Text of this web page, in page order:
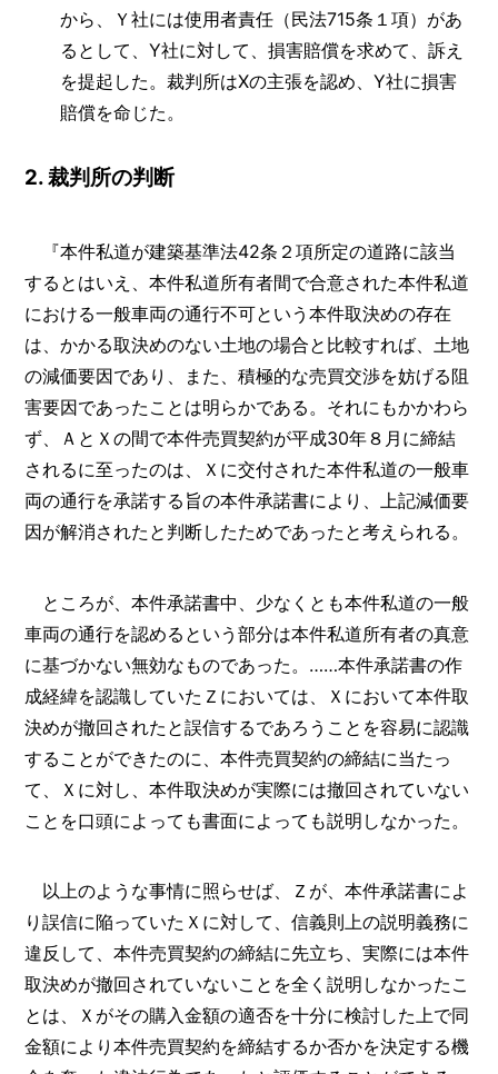
から、Ｙ社には使用者責任（民法715条１項）があ
るとして、Y社に対して、損害賠償を求めて、訴え
を提起した。裁判所はXの主張を認め、Y社に損害
賠償を命じた。
2. 裁判所の判断
『本件私道が建築基準法42条２項所定の道路に該当
するとはいえ、本件私道所有者間で合意された本件私道
における一般車両の通行不可という本件取決めの存在
は、かかる取決めのない土地の場合と比較すれば、土地
の減価要因であり、また、積極的な売買交渉を妨げる阻
害要因であったことは明らかである。それにもかかわら
ず、ＡとＸの間で本件売買契約が平成30年８月に締結
されるに至ったのは、Ｘに交付された本件私道の一般車
両の通行を承諾する旨の本件承諾書により、上記減価要
因が解消されたと判断したためであったと考えられる。
ところが、本件承諾書中、少なくとも本件私道の一般
車両の通行を認めるという部分は本件私道所有者の真意
に基づかない無効なものであった。……本件承諾書の作
成経緯を認識していたＺにおいては、Ｘにおいて本件取
決めが撤回されたと誤信するであろうことを容易に認識
することができたのに、本件売買契約の締結に当たっ
て、Ｘに対し、本件取決めが実際には撤回されていない
ことを口頭によっても書面によっても説明しなかった。
以上のような事情に照らせば、Ｚが、本件承諾書によ
り誤信に陥っていたＸに対して、信義則上の説明義務に
違反して、本件売買契約の締結に先立ち、実際には本件
取決めが撤回されていないことを全く説明しなかったこ
とは、Ｘがその購入金額の適否を十分に検討した上で同
金額により本件売買契約を締結するか否かを決定する機